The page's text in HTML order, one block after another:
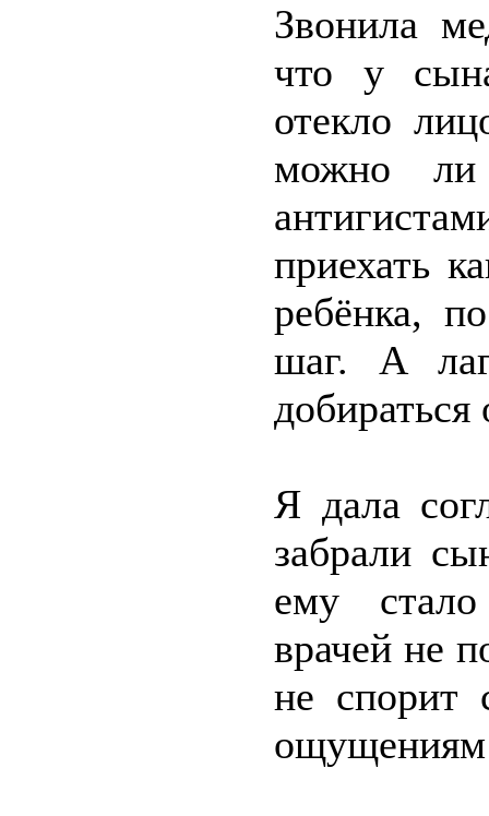
Звонила
что у
отекло
можно ли
приехать
ребёнка,
шаг. А
добираться
Я дала
забрали
ему
врачей не
не спорит
ощущениям